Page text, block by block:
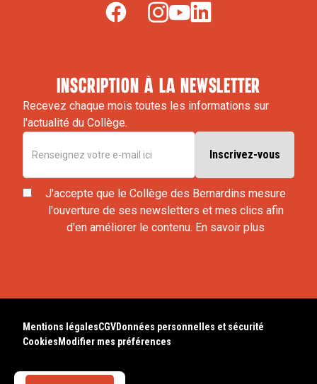
inscription à la newsletter
Recevez chaque mois toutes les informations sur
l'actualité du Collège.
J'accepte que le Collège des Bernardins mesure
l'ouverture de ses newsletters et mes clics afin
d'en améliorer le contenu. En savoir plus
Mentions légalesCGVDonnées personnelles et sécurité
Cookies Modifier mes préférences